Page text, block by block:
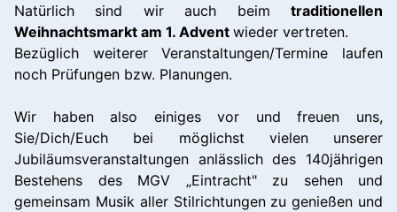
Natürlich sind wir auch beim traditionellen
Weihnachtsmarkt am 1. Advent wieder vertreten.
Bezüglich weiterer Veranstaltungen/Termine laufen
noch Prüfungen bzw. Planungen.
Wir haben also einiges vor und freuen uns,
Sie/Dich/Euch bei möglichst vielen unserer
Jubiläumsveranstaltungen anlässlich des 140jährigen
Bestehens des MGV „Eintracht" zu sehen und
gemeinsam Musik aller Stilrichtungen zu genießen und